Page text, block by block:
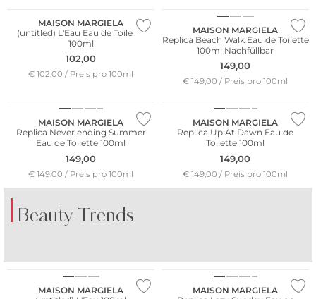
MAISON MARGIELA
(untitled) L'Eau Eau de Toilette
100ml
102,00
€ 102,00 / Preis pro 100ml
MAISON MARGIELA
Replica Beach Walk Eau de Toilette
100ml Nachfüllbar
149,00
€ 149,00 / Preis pro 100ml
MAISON MARGIELA
Replica Never ending Summer
Eau de Toilette 100ml
149,00
€ 149,00 / Preis pro 100ml
MAISON MARGIELA
Replica Up At Dawn Eau de
Toilette 100ml
149,00
€ 149,00 / Preis pro 100ml
Beauty-Trends
AMALFI
KOPENHAGEN
MAISON MARGIELA
MAISON MARGIELA